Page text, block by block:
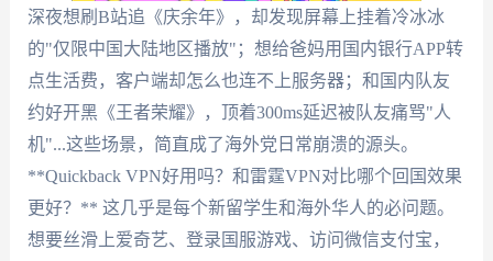
深夜想刷B站追《庆余年》，却发现屏幕上挂着冷冰冰
的"仅限中国大陆地区播放"；想给爸妈用国内银行APP转
点生活费，客户端却怎么也连不上服务器；和国内队友
约好开黑《王者荣耀》，顶着300ms延迟被队友痛骂"人
机"...这些场景，简直成了海外党日常崩溃的源头。
**Quickback VPN好用吗？和雷霆VPN对比哪个回国效果
更好？** 这几乎是每个新留学生和海外华人的必问题。
想要丝滑上爱奇艺、登录国服游戏、访问微信支付宝，